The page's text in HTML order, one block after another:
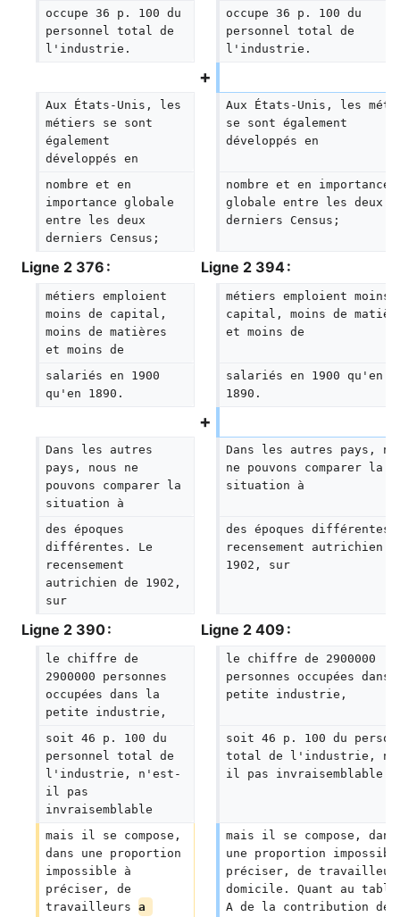
occupe 36 p. 100 du
personnel total de
l'industrie.
occupe 36 p. 100 du
personnel total de
l'industrie.
Aux États-Unis, les
métiers se sont
également
développés en
Aux États-Unis, les
se sont également
développés en
nombre et en
importance globale
entre les deux
derniers Census;
nombre et en importance
globale entre les deux
derniers Census;
Ligne 2 376 : Ligne 2 394 :
métiers emploient
moins de capital,
moins de matières
et moins de
métiers emploient moins
capital, moins de
et moins de
salariés en 1900
qu'en 1890.
salariés en 1900 qu'en
1890.
Dans les autres
pays, nous ne
pouvons comparer la
situation à
Dans les autres pays,
ne pouvons comparer la
situation à
des époques
différentes. Le
recensement
autrichien de 1902,
sur
des époques
recensement autrichien
1902, sur
Ligne 2 390 : Ligne 2 409 :
le chiffre de
2900000 personnes
occupées dans la
petite industrie,
le chiffre de 2900000
personnes occupées
petite industrie,
soit 46 p. 100 du
personnel total de
l'industrie, n'est-
il pas
invraisemblable
soit 46 p. 100 du
total de l'industrie,
il pas invraisemblable
mais il se compose,
dans une proportion
impossible à
préciser, de
travailleurs a
mais il se compose,
une proportion
préciser, de
domicile. Quant au
A de la contribution